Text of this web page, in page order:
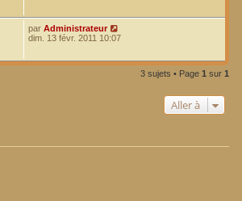
par Administrateur
dim. 13 févr. 2011 10:07
3 sujets • Page 1 sur 1
Aller à